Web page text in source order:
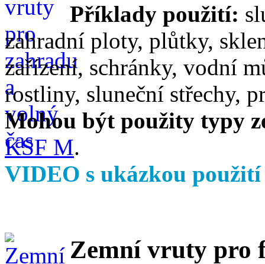
Příklady použití:
zahradní ploty, plůtky,
zařízení, schránky, vodní
rostliny, sluneční střechy,
Mohou být použity typy
KSF M.
VIDEO s ukázkou
Zemní vruty pro